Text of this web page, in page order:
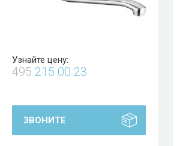
Узнайте цену:
495 215 00 23
ЗВОНИТЕ